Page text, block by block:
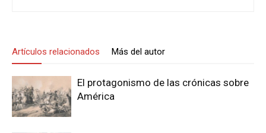
Artículos relacionados Más del autor
El protagonismo de las crónicas sobre
América